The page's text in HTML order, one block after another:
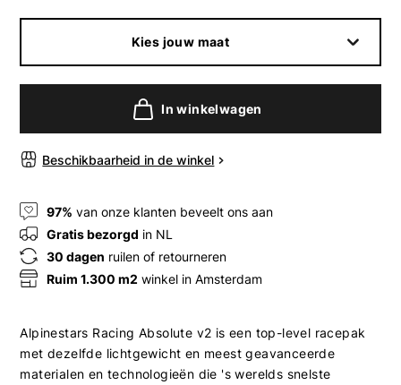
Kies jouw maat
In winkelwagen
Beschikbaarheid in de winkel
97% van onze klanten beveelt ons aan
Gratis bezorgd in NL
30 dagen ruilen of retourneren
Ruim 1.300 m2 winkel in Amsterdam
Alpinestars Racing Absolute v2 is een top-level racepak
met dezelfde lichtgewicht en meest geavanceerde
materialen en technologieën die 's werelds snelste